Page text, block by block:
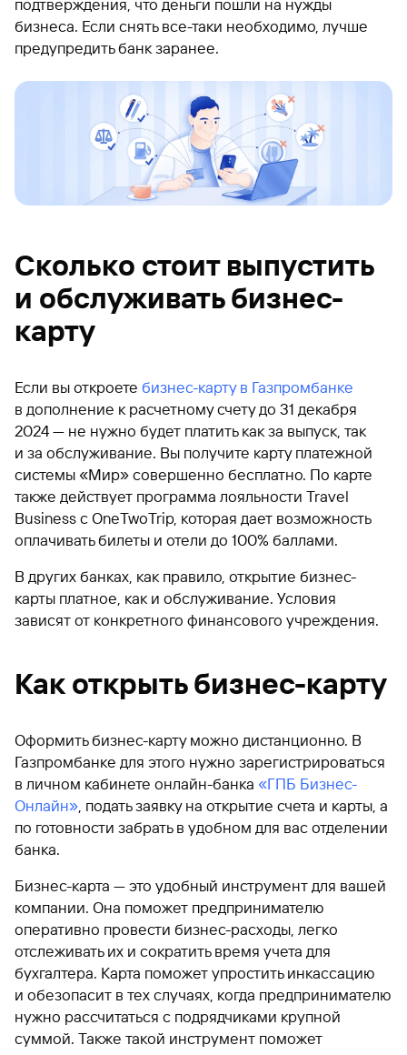
подтверждения, что деньги пошли на нужды
бизнеса. Если снять все-таки необходимо, лучше
предупредить банк заранее.
Сколько стоит выпустить
и обслуживать бизнес-
карту
Если вы откроете бизнес-карту в Газпромбанке
в дополнение к расчетному счету до 31 декабря
2024 — не нужно будет платить как за выпуск, так
и за обслуживание. Вы получите карту платежной
системы «Мир» совершенно бесплатно. По карте
также действует программа лояльности Travel
Business с OneTwoTrip, которая дает возможность
оплачивать билеты и отели до 100% баллами.
В других банках, как правило, открытие бизнес-
карты платное, как и обслуживание. Условия
зависят от конкретного финансового учреждения.
Как открыть бизнес-карту
Оформить бизнес-карту можно дистанционно. В
Газпромбанке для этого нужно зарегистрироваться
в личном кабинете онлайн-банка «ГПБ Бизнес-
Онлайн» , подать заявку на открытие счета и карты, а
по готовности забрать в удобном для вас отделении
банка.
Бизнес-карта — это удобный инструмент для вашей
компании. Она поможет предпринимателю
оперативно провести бизнес-расходы, легко
отслеживать их и сократить время учета для
бухгалтера. Карта поможет упростить инкассацию
и обезопасит в тех случаях, когда предпринимателю
нужно рассчитаться с подрядчиками крупной
суммой. Также такой инструмент поможет